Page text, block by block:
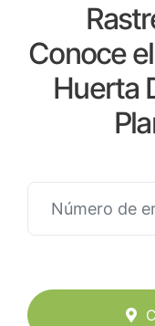
Conoce
Huerta